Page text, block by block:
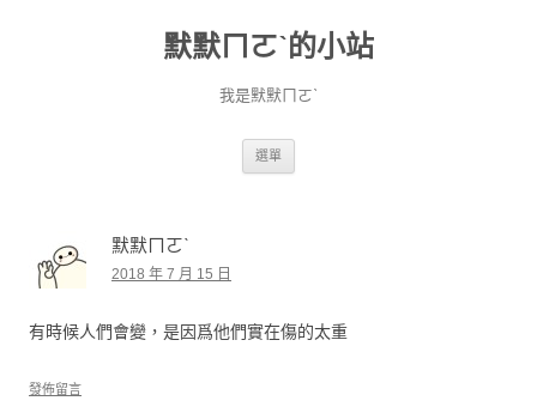
默默ㄇㄛˋ的小站
我是默默ㄇㄛˋ
選單
默默ㄇㄛˋ
2018 年 7 月 15 日
有時候人們會變，是因爲他們實在傷的太重
發佈留言